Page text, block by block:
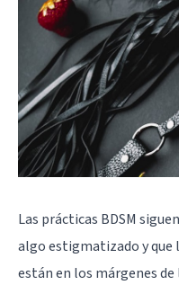
Las prácticas BDSM
algo estigmatizado y que
están en los márgenes